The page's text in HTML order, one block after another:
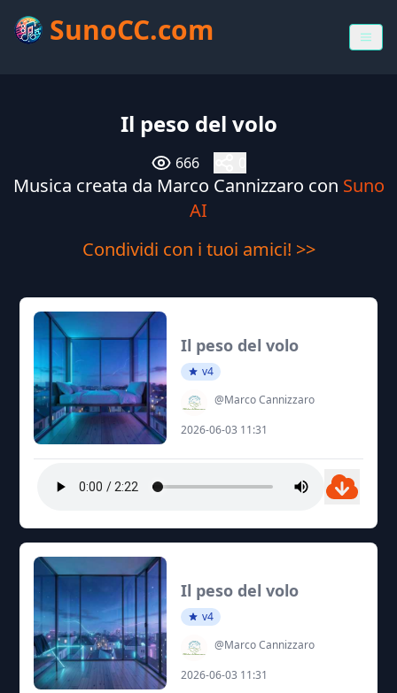
SunoCC.com
Il peso del volo
666
Musica creata da Marco Cannizzaro con Suno
AI
Condividi con i tuoi amici! >>
Il peso del volo
v4
@Marco Cannizzaro
2026-06-03 11:31
Il peso del volo
v4
@Marco Cannizzaro
2026-06-03 11:31